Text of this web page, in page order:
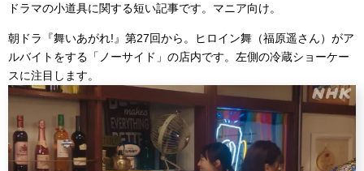
ドラマの小道具に関する短い記事です。マニア向け。
朝ドラ『舞いあがれ!』第27回から。ヒロイン舞（福原遥さん）がア
ルバイトをする「ノーサイド」の店内です。左側の冷蔵ショーケー
スに注目します。